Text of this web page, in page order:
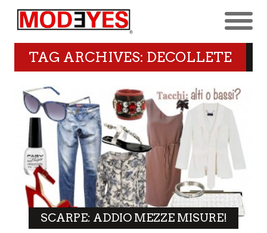
TAG ARCHIVES: DECOLLETE
SCARPE: ADDIO MEZZE MISURE!